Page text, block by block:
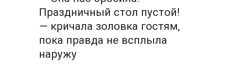
Праздничный стол пустой!
— кричала золовка гостям,
пока правда не всплыла
наружу